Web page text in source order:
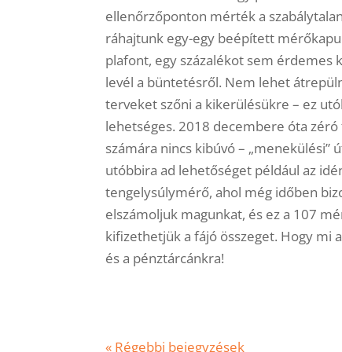
ellenőrzőponton mérték a
ráhajtunk egy-egy beépített
plafont, egy százalékot sem érdemes
levél a büntetésről. Nem lehet
terveket szőni a kikerülésükre – ez
lehetséges. 2018 decembere óta
számára nincs kibúvó – „menekülési”
utóbbira ad lehetőséget például az
tengelysúlymérő, ahol még időben
elszámoljuk magunkat, és ez a 107
kifizethetjük a fájó összeget. Hogy mi
és a pénztárcánkra!
« Régebbi bejegyzések